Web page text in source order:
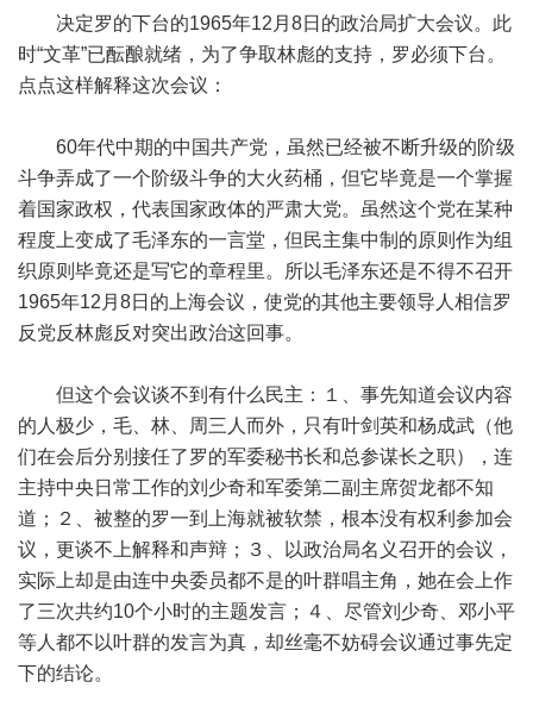
决定罗的下台的1965年12月8日的政治局扩大会议。此
时“文革”已酝酿就绪，为了争取林彪的支持，罗必须下台。
点点这样解释这次会议：
60年代中期的中国共产党，虽然已经被不断升级的阶级
斗争弄成了一个阶级斗争的大火药桶，但它毕竟是一个掌握
着国家政权，代表国家政体的严肃大党。虽然这个党在某种
程度上变成了毛泽东的一言堂，但民主集中制的原则作为组
织原则毕竟还是写它的章程里。所以毛泽东还是不得不召开
1965年12月8日的上海会议，使党的其他主要领导人相信罗
反党反林彪反对突出政治这回事。
但这个会议谈不到有什么民主：１、事先知道会议内容
的人极少，毛、林、周三人而外，只有叶剑英和杨成武（他
们在会后分别接任了罗的军委秘书长和总参谋长之职），连
主持中央日常工作的刘少奇和军委第二副主席贺龙都不知
道；２、被整的罗一到上海就被软禁，根本没有权利参加会
议，更谈不上解释和声辩；３、以政治局名义召开的会议，
实际上却是由连中央委员都不是的叶群唱主角，她在会上作
了三次共约10个小时的主题发言；４、尽管刘少奇、邓小平
等人都不以叶群的发言为真，却丝毫不妨碍会议通过事先定
下的结论。